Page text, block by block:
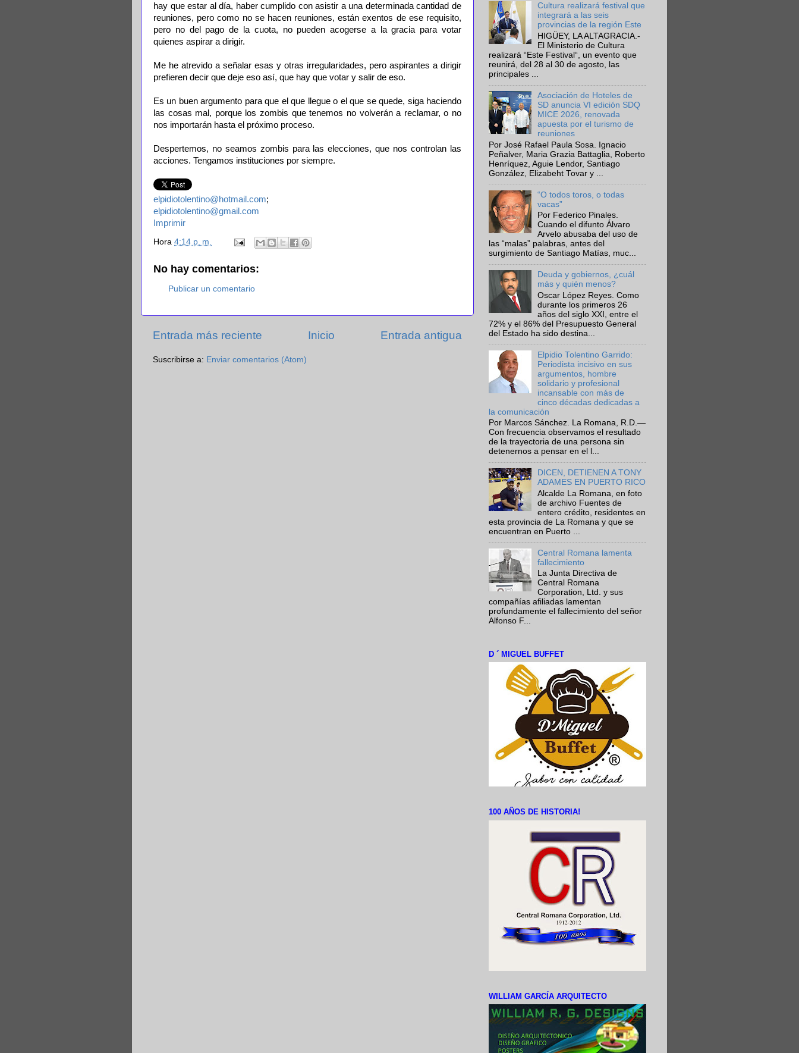
hay que estar al día, haber cumplido con asistir a una determinada cantidad de
reuniones, pero como no se hacen reuniones, están exentos de ese requisito,
pero no del pago de la cuota, no pueden acogerse a la gracia para votar
quienes aspirar a dirigir.
Me he atrevido a señalar esas y otras irregularidades, pero aspirantes a dirigir
prefieren decir que deje eso así, que hay que votar y salir de eso.
Es un buen argumento para que el que llegue o el que se quede, siga haciendo
las cosas mal, porque los zombis que tenemos no volverán a reclamar, o no
nos importarán hasta el próximo proceso.
Despertemos, no seamos zombis para las elecciones, que nos controlan las
acciones. Tengamos instituciones por siempre.
elpidiotolentino@hotmail.com;
elpidiotolentino@gmail.com
Imprimir
Hora 4:14 p. m.
No hay comentarios:
Publicar un comentario
Entrada más reciente Entrada antigua
Inicio
Suscribirse a: Enviar comentarios (Atom)
Cultura realizará festival que
integrará a las seis
provincias de la región Este
HIGÜEY, LA ALTAGRACIA.-
El Ministerio de Cultura
realizará “Este Festival“, un evento que
reunirá, del 28 al 30 de agosto, las
principales ...
Asociación de Hoteles de
SD anuncia VI edición SDQ
MICE 2026, renovada
apuesta por el turismo de
reuniones
Por José Rafael Paula Sosa. Ignacio
Peñalver, Maria Grazia Battaglia, Roberto
Henríquez, Aguie Lendor, Santiago
González, Elizabeht Tovar y ...
“O todos toros, o todas
vacas”
Por Federico Pinales.
Cuando el difunto Álvaro
Arvelo abusaba del uso de
las “malas” palabras, antes del
surgimiento de Santiago Matías, muc...
Deuda y gobiernos, ¿cuál
más y quién menos?
Oscar López Reyes. Como
durante los primeros 26
años del siglo XXI, entre el
72% y el 86% del Presupuesto General
del Estado ha sido destina...
Elpidio Tolentino Garrido:
Periodista incisivo en sus
argumentos, hombre
solidario y profesional
incansable con más de
cinco décadas dedicadas a
la comunicación
Por Marcos Sánchez. La Romana, R.D.—
Con frecuencia observamos el resultado
de la trayectoria de una persona sin
detenernos a pensar en el l...
DICEN, DETIENEN A TONY
ADAMES EN PUERTO RICO
Alcalde La Romana, en foto
de archivo Fuentes de
entero crédito, residentes en
esta provincia de La Romana y que se
encuentran en Puerto ...
Central Romana lamenta
fallecimiento
La Junta Directiva de
Central Romana
Corporation, Ltd. y sus
compañías afiliadas lamentan
profundamente el fallecimiento del señor
Alfonso F...
D ´ MIGUEL BUFFET
100 AÑOS DE HISTORIA!
WILLIAM GARCÍA ARQUITECTO